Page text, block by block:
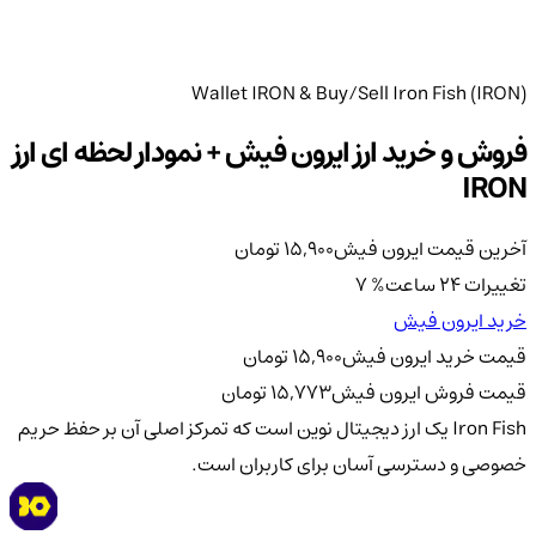
Wallet IRON & Buy/Sell Iron Fish (IRON)
فروش و خرید ارز ایرون فیش + نمودار لحظه ای ارز
IRON
آخرین قیمت ایرون فیش15,900تومان
تغییرات 24 ساعت
7%
خرید ایرون فیش
قیمت خرید ایرون فیش15,900تومان
قیمت فروش ایرون فیش15,773تومان
Iron Fish یک ارز دیجیتال نوین است که تمرکز اصلی آن بر حفظ حریم
خصوصی و دسترسی آسان برای کاربران است.